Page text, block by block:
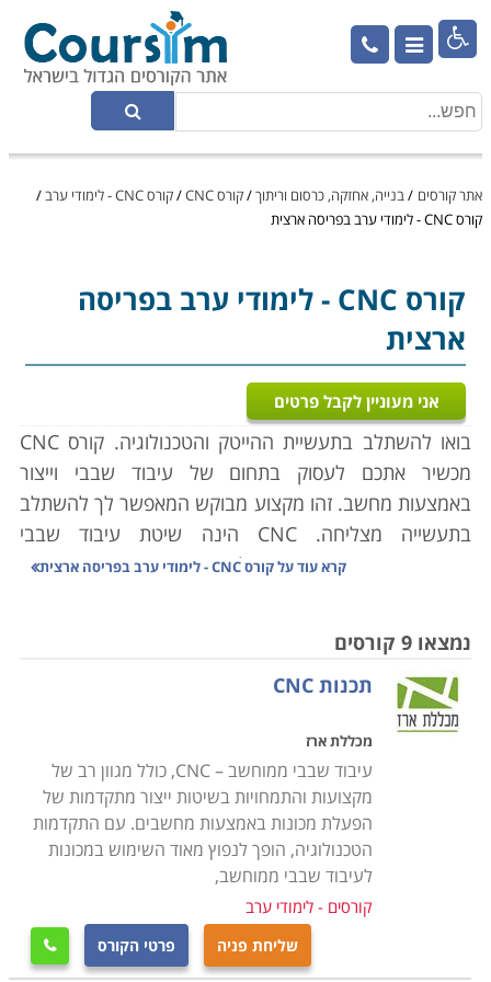

אתר קורסים /בנייה, אחזקה, כרסום וריתוך/קורס CNC /קורס CNC - לימודי ערב
/
קורס CNC - לימודי ערב בפריסה ארצית
קורס CNC
- לימודי ערב בפריסה
ארצית
אני מעוניין לקבל פרטים
בואו להשתלב בתעשיית ההייטק והטכנולוגיה. קורס CNC
מכשיר אתכם לעסוק בתחום של עיבוד שבבי וייצור
באמצעות מחשב. זהו מקצוע מבוקש המאפשר לך להשתלב
בתעשייה מצליחה. CNC
הינה שיטת עיבוד שבבי
ממוחשבת אשר מאפשרת לבצע כרסום, חריטה, כיפוף
בלתי אפשרית כלל. בנוסף מאפשר ה-
יחידות ללא השגחה, כאשר איכות החלקים המיוצרים נבדקת
באופן אוטומטי באמצעות חיישני לייזר
למה כדאי ללמוד קורס CNC
מכונות CNC מאפשרות לבצע בקלות, במהירות וברמת דיוק
גבוהה פעולות ייצור שדרשו בעבר תכנון ועבודה במשך
שעות, ונשאו תוצאות ברמת דיוק נמוכה עד בינונית. קחו
כדוגמא הליך של קדיחת בורות, קרי הליך אשר במסגרתו
אדם מפעיל באופן ידני מקדחה מיוחדת שנועדה לחצוב
קרא עוד עלקורס CNC - לימודי ערב בפריסה ארצית
נמצאו 9 קורסים
תכנות CNC
מכללת ארז
עיבוד שבבי ממוחשב – CNC, כולל מגוון רב של
מקצועות והתמחויות בשיטות ייצור מתקדמות של
הפעלת מכונות באמצעות מחשבים. עם התקדמות
הטכנולוגיה, הופך לנפוץ מאוד השימוש במכונות
לעיבוד שבבי ממוחשב,
קורסים - לימודי ערב
שליחת פניה פרטי הקורס 